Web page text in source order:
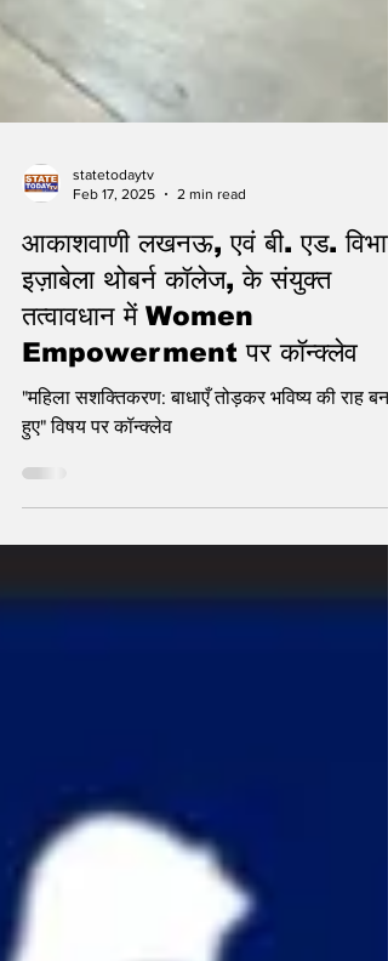
statetodaytv
Feb 17, 2025
2 min read
आकाशवाणी लखनऊ, एवं बी. एड.
इज़ाबेला थोबर्न कॉलेज, के संयुक्त
तत्वावधान में Women
Empowerment पर कॉन्क्लेव
"महिला सशक्तिकरण: बाधाएँ तोड़कर भविष्य की राह